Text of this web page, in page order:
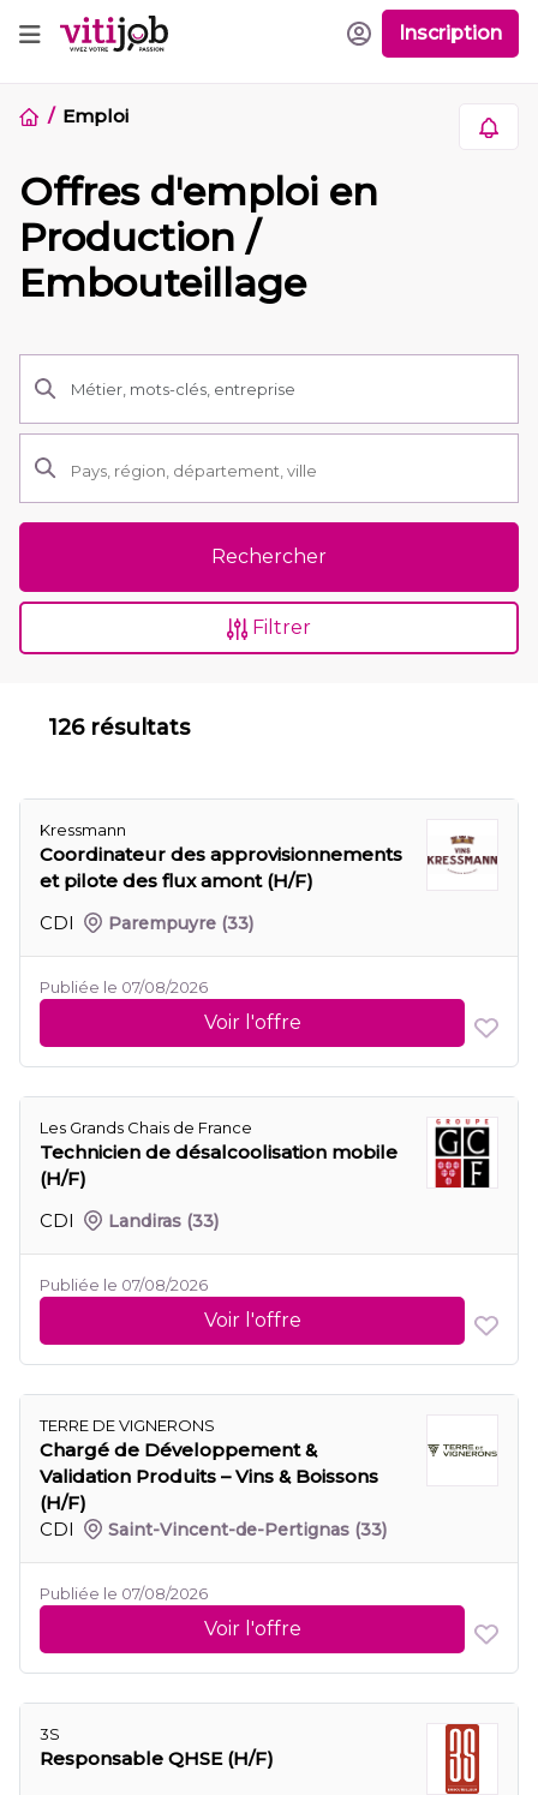
Inscription
Emploi
Offres d'emploi en
Production /
Embouteillage
Rechercher
Filtrer
126 résultats
Kressmann
Coordinateur des approvisionnements
et pilote des flux amont (H/F)
CDI
Parempuyre (33)
Publiée le 07/08/2026
Voir l'offre
Les Grands Chais de France
Technicien de désalcoolisation mobile
(H/F)
CDI
Landiras (33)
Publiée le 07/08/2026
Voir l'offre
TERRE DE VIGNERONS
Chargé de Développement &
Validation Produits – Vins & Boissons
(H/F)
CDI
Saint-Vincent-de-Pertignas (33)
Publiée le 07/08/2026
Voir l'offre
3S
Responsable QHSE (H/F)